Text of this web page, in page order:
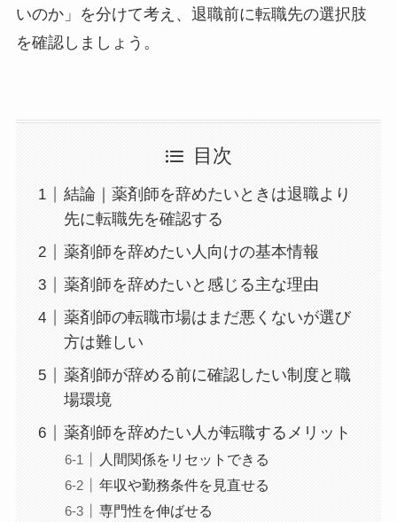
いのか」を分けて考え、退職前に転職先の選択肢
を確認しましょう。
目次
結論｜薬剤師を辞めたいときは退職より
先に転職先を確認する
薬剤師を辞めたい人向けの基本情報
薬剤師を辞めたいと感じる主な理由
薬剤師の転職市場はまだ悪くないが選び
方は難しい
薬剤師が辞める前に確認したい制度と職
場環境
薬剤師を辞めたい人が転職するメリット
人間関係をリセットできる
年収や勤務条件を見直せる
専門性を伸ばせる